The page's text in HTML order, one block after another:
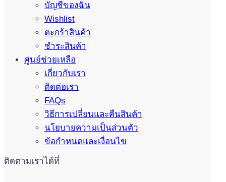
บัญชีของฉัน
Wishlist
ตะกร้าสินค้า
ชำระสินค้า
ศูนย์ช่วยเหลือ
เกี่ยวกับเรา
ติดต่อเรา
FAQs
วิธีการเปลี่ยนและคืนสินค้า
นโยบายความเป็นส่วนตัว
ข้อกำหนดและเงื่อนไข
ติดตามเราได้ที่